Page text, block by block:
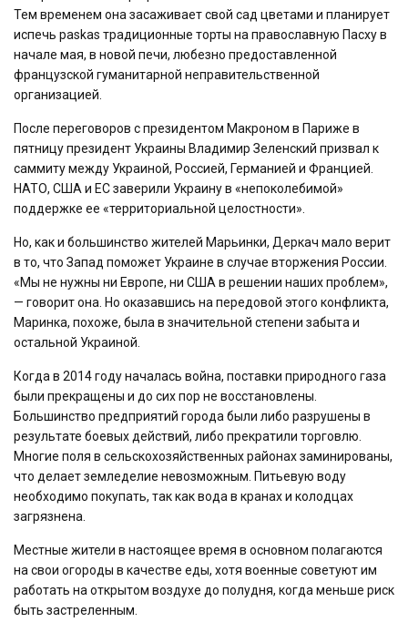
Тем временем она засаживает свой сад цветами и планирует
испечь paskas традиционные торты на православную Пасху в
начале мая, в новой печи, любезно предоставленной
французской гуманитарной неправительственной
организацией.
После переговоров с президентом Макроном в Париже в
пятницу президент Украины Владимир Зеленский призвал к
саммиту между Украиной, Россией, Германией и Францией.
НАТО, США и ЕС заверили Украину в «непоколебимой»
поддержке ее «территориальной целостности».
Но, как и большинство жителей Марьинки, Деркач мало верит
в то, что Запад поможет Украине в случае вторжения России.
«Мы не нужны ни Европе, ни США в решении наших проблем»,
— говорит она. Но оказавшись на передовой этого конфликта,
Маринка, похоже, была в значительной степени забыта и
остальной Украиной.
Когда в 2014 году началась война, поставки природного газа
были прекращены и до сих пор не восстановлены.
Большинство предприятий города были либо разрушены в
результате боевых действий, либо прекратили торговлю.
Многие поля в сельскохозяйственных районах заминированы,
что делает земледелие невозможным. Питьевую воду
необходимо покупать, так как вода в кранах и колодцах
загрязнена.
Местные жители в настоящее время в основном полагаются
на свои огороды в качестве еды, хотя военные советуют им
работать на открытом воздухе до полудня, когда меньше риск
быть застреленным.